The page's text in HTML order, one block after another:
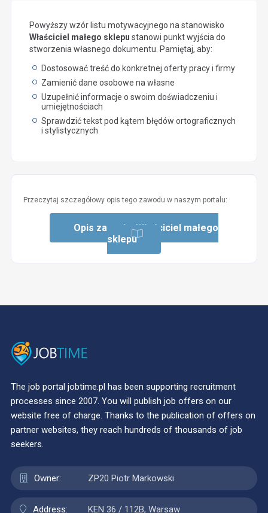
Powyższy wzór listu motywacyjnego na stanowisko
Właściciel małego sklepu stanowi punkt wyjścia do
stworzenia własnego dokumentu. Pamiętaj, aby:
Dostosować treść do konkretnej oferty pracy i firmy
Zamienić dane osobowe na własne
Uzupełnić informacje o swoim doświadczeniu i
umiejętnościach
Sprawdzić tekst pod kątem błędów ortograficznych
i stylistycznych
Przeczytaj szczegółowy opis tego zawodu w naszym portalu:
Opis zawodu: Właściciel małego
sklepu
The job portal jobtime.pl has been supporting recruitment
processes since 2007. You will publish job offers on our
website free of charge. Thanks to the publication of offers on
partner websites, they reach hundreds of thousands of job
seekers.
Owner: ZP20 Piotr Markowski
Address: KEN 36 / 112B, Warsaw